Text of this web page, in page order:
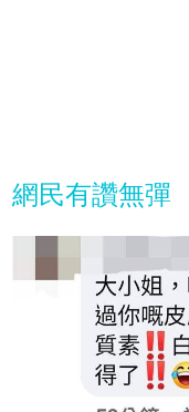
網民有讚無彈